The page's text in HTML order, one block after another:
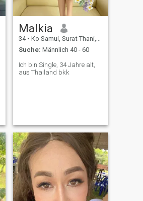
Malkia
34 • Ko Samui, Surat Thani, Thailand
Suche: Männlich 40 - 60
Ich bin Single, 34 Jahre alt,
aus Thailand bkk